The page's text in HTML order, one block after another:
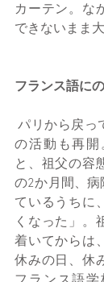
カーテン。な
できないまま
フランス語に
パリから戻ってから手作り作家として
の活動も再
と、祖父の容
の2か月間、病
ているうちに
くなった」。
着いてからは
休みの日、休